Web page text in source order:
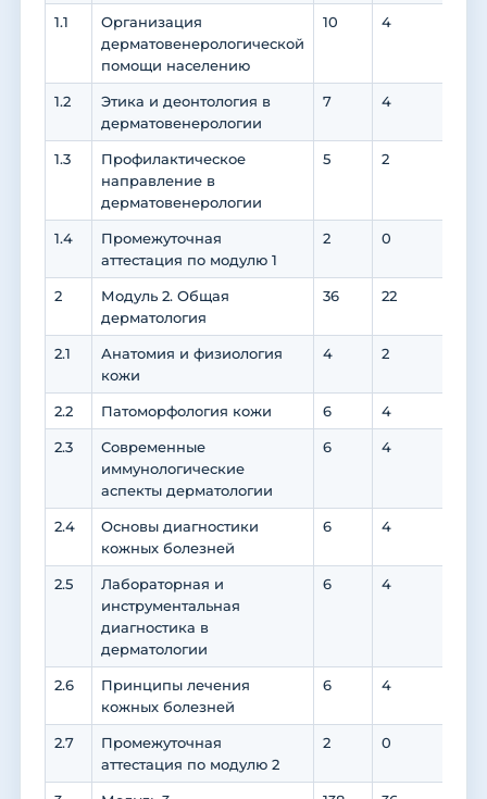
1.1
Организация
дерматовенерологической
помощи населению
10 4
1.2
Этика и деонтология в
дерматовенерологии
7 4
1.3
Профилактическое
направление в
дерматовенерологии
5 2
1.4
Промежуточная
аттестация по модулю 1
2 0
2
Модуль 2. Общая
дерматология
36 22
2.1
Анатомия и физиология
кожи
4 2
2.2 Патоморфология кожи 6 4
2.3
Современные
иммунологические
аспекты дерматологии
6 4
2.4
Основы диагностики
кожных болезней
6 4
2.5
Лабораторная и
инструментальная
диагностика в
дерматологии
6 4
2.6
Принципы лечения
кожных болезней
6 4
2.7
Промежуточная
аттестация по модулю 2
2 0